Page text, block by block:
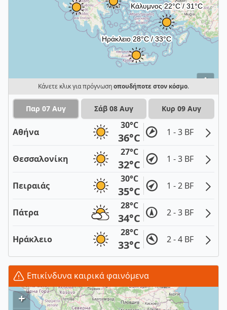
i
Κάνετε κλικ για πρόγνωσηοπουδήποτε στον κόσμο.
Παρ 07 Αυγ Σάβ 08 Αυγ Κυρ 09 Αυγ
Αθήνα
30°C
36°C 1 - 3 BF
Θεσσαλονίκη
27°C
32°C 1 - 3 BF
Πειραιάς
30°C
35°C 1 - 2 BF
Πάτρα
28°C
34°C 2 - 3 BF
Ηράκλειο
28°C
33°C 2 - 4 BF
Επικίνδυνα καιρικά φαινόμενα
+